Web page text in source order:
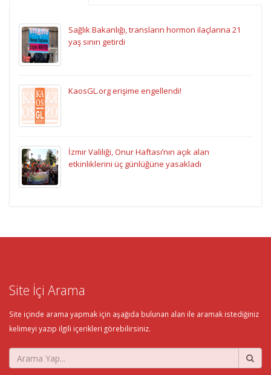
Sağlık Bakanlığı, transların hormon ilaçlarına 21
yaş sınırı getirdi
KaosGL.org erişime engellendi!
İzmir Valiliği, Onur Haftası’nın açık alan
etkinliklerini üç günlüğüne yasakladı
Site İçi Arama
Site içinde arama yapmak için aşağıda bulunan alan ile aramak istediğiniz
kelimeyi yazıp ilgili içerikleri görebilirsiniz.